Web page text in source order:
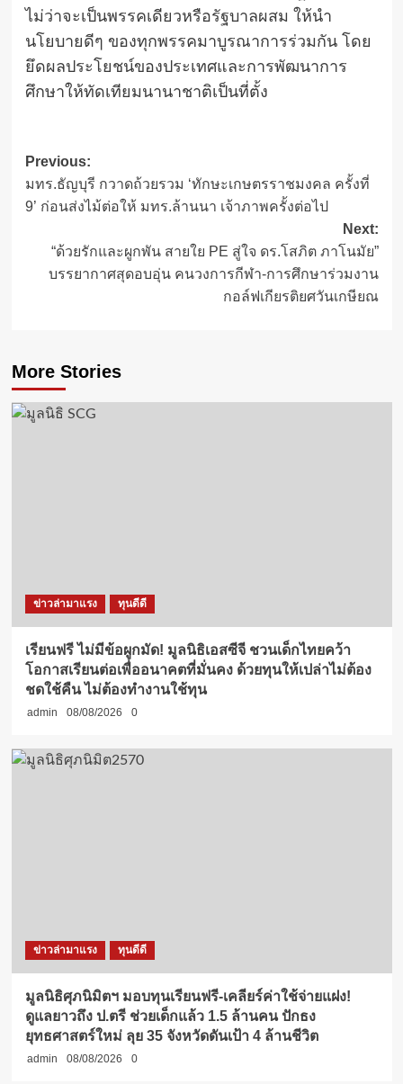
ไม่ว่าจะเป็นพรรคเดียวหรือรัฐบาลผสม ให้นำ
นโยบายดีๆ ของทุกพรรคมาบูรณาการร่วมกัน โดย
ยึดผลประโยชน์ของประเทศและการพัฒนาการ
ศึกษาให้ทัดเทียมนานาชาติเป็นที่ตั้ง
Post
navigation
Previous:
มทร.ธัญบุรี กวาดถ้วยรวม ‘ทักษะเกษตรราชมงคล ครั้งที่
9’ ก่อนส่งไม้ต่อให้ มทร.ล้านนา เจ้าภาพครั้งต่อไป
Next:
“ด้วยรักและผูกพัน สายใย PE สู่ใจ ดร.โสภิต ภาโนมัย”
บรรยากาศสุดอบอุ่น คนวงการกีฬา-การศึกษาร่วมงาน
กอล์ฟเกียรติยศวันเกษียณ
More Stories
ข่าวล่ามาแรง ทุนดีดี
เรียนฟรี ไม่มีข้อผูกมัด! มูลนิธิเอสซีจี ชวนเด็กไทยคว้า
โอกาสเรียนต่อเพื่ออนาคตที่มั่นคง ด้วยทุนให้เปล่าไม่ต้อง
ชดใช้คืน ไม่ต้องทำงานใช้ทุน
admin 08/08/2026 0
ข่าวล่ามาแรง ทุนดีดี
มูลนิธิศุภนิมิตฯ มอบทุนเรียนฟรี-เคลียร์ค่าใช้จ่ายแฝง!
ดูแลยาวถึง ป.ตรี ช่วยเด็กแล้ว 1.5 ล้านคน ปักธง
ยุทธศาสตร์ใหม่ ลุย 35 จังหวัดดันเป้า 4 ล้านชีวิต
admin 08/08/2026 0